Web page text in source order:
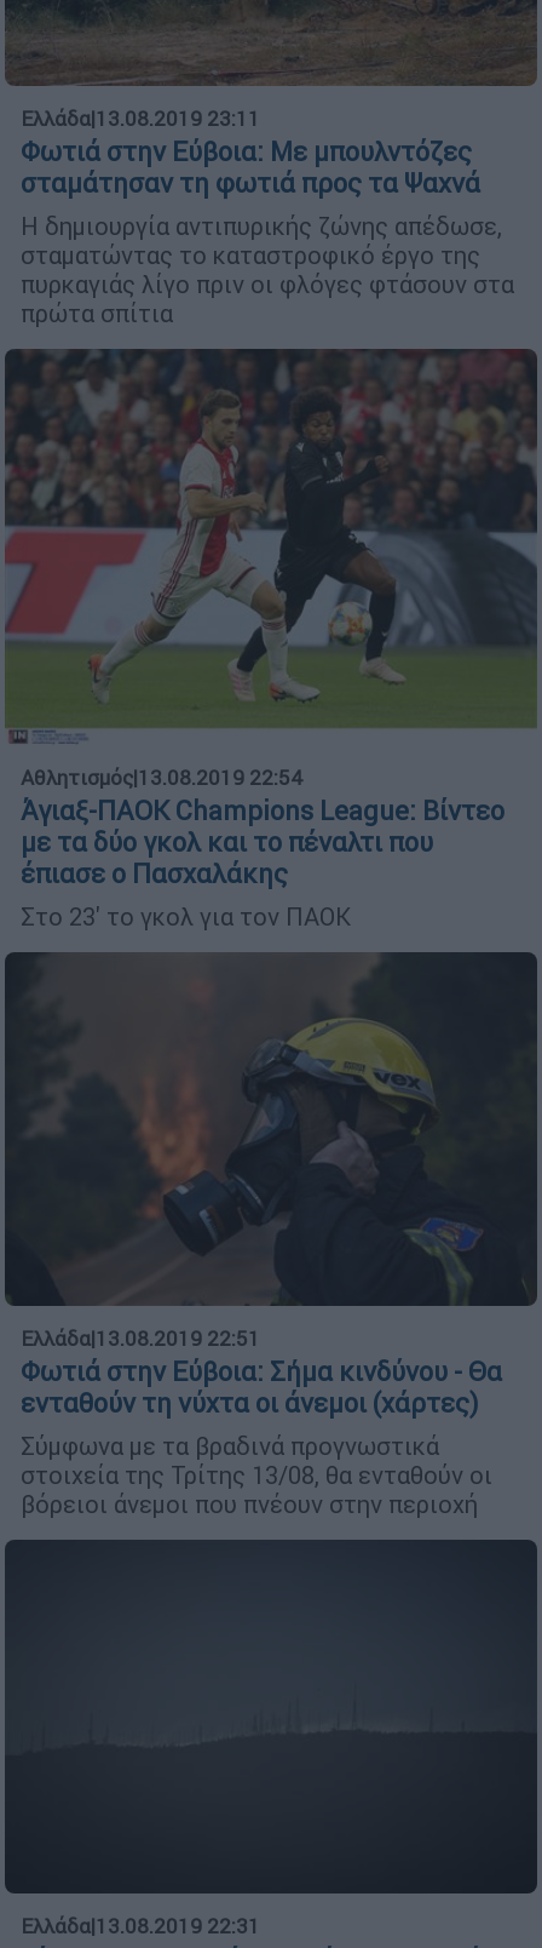
Ελλάδα|13.08.2019 23:11
Φωτιά στην Εύβοια: Με μπουλντόζες
σταμάτησαν τη φωτιά προς τα Ψαχνά
Η δημιουργία αντιπυρικής ζώνης απέδωσε,
σταματώντας το καταστροφικό έργο της
πυρκαγιάς λίγο πριν οι φλόγες φτάσουν στα
πρώτα σπίτια
Αθλητισμός|13.08.2019 22:54
Άγιαξ-ΠΑΟΚ Champions League: Βίντεο
με τα δύο γκολ και το πέναλτι που
έπιασε ο Πασχαλάκης
Στο 23' το γκολ για τον ΠΑΟΚ
Ελλάδα|13.08.2019 22:51
Φωτιά στην Εύβοια: Σήμα κινδύνου - Θα
ενταθούν τη νύχτα οι άνεμοι (χάρτες)
Σύμφωνα με τα βραδινά προγνωστικά
στοιχεία της Τρίτης 13/08, θα ενταθούν οι
βόρειοι άνεμοι που πνέουν στην περιοχή
Ελλάδα|13.08.2019 22:31